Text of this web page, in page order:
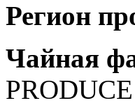
Регион
Чайная